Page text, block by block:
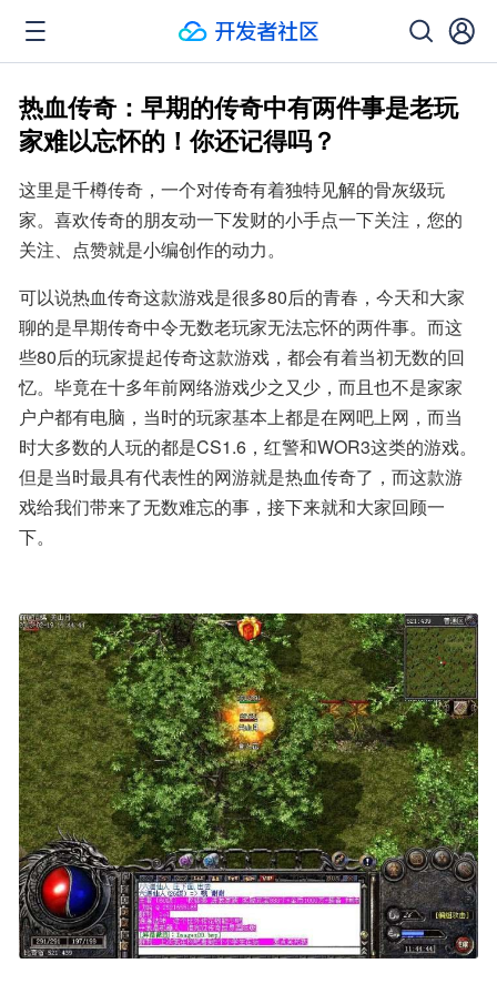
热血传奇：早期的传奇中有两件事是老玩
家难以忘怀的！你还记得吗？
这里是千樽传奇，一个对传奇有着独特见解的骨灰级玩
家。喜欢传奇的朋友动一下发财的小手点一下关注，您的
关注、点赞就是小编创作的动力。
可以说热血传奇这款游戏是很多80后的青春，今天和大家
聊的是早期传奇中令无数老玩家无法忘怀的两件事。而这
些80后的玩家提起传奇这款游戏，都会有着当初无数的回
忆。毕竟在十多年前网络游戏少之又少，而且也不是家家
户户都有电脑，当时的玩家基本上都是在网吧上网，而当
时大多数的人玩的都是CS1.6，红警和WOR3这类的游戏。
但是当时最具有代表性的网游就是热血传奇了，而这款游
戏给我们带来了无数难忘的事，接下来就和大家回顾一
下。